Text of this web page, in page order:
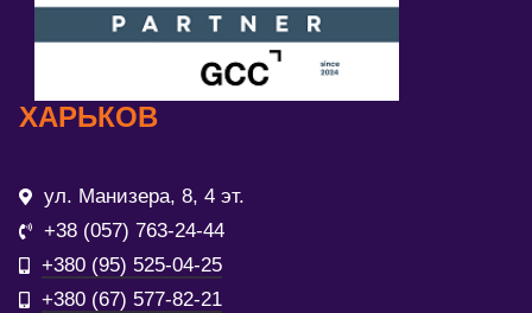
ХАРЬКОВ
ул. Манизера, 8, 4 эт.
+38 (057) 763-24-44
+380 (95) 525-04-25
+380 (67) 577-82-21